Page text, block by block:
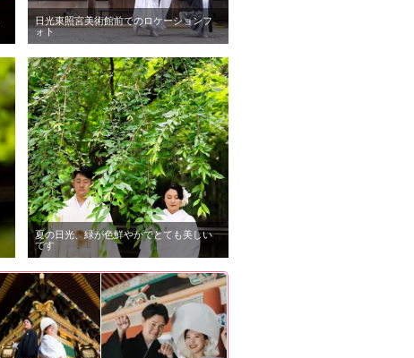
日光東照宮美術館前でのロケーションフ
ォト
夏の日光、緑が色鮮やかでとても美しい
です